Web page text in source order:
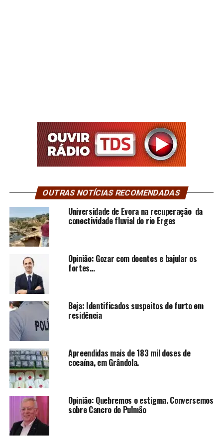
OUTRAS NOTÍCIAS RECOMENDADAS
Universidade de Évora na recuperação da
conectividade fluvial do rio Erges
Opinião: Gozar com doentes e bajular os
fortes…
Beja: Identificados suspeitos de furto em
residência
Apreendidas mais de 183 mil doses de
cocaína, em Grândola.
Opinião: Quebremos o estigma. Conversemos
sobre Cancro do Pulmão